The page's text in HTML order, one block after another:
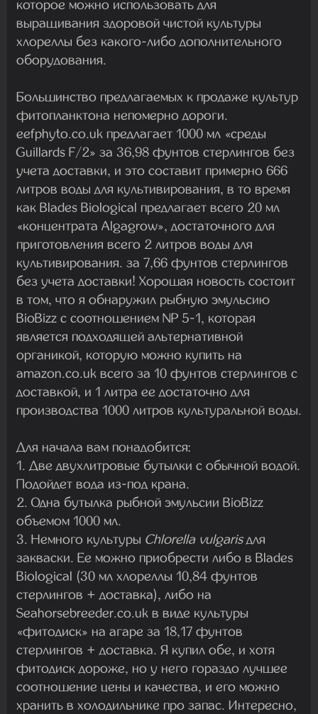
которое можно использовать для
выращивания здоровой чистой культуры
хлореллы без какого-либо дополнительного
оборудования.
Большинство предлагаемых к продаже культур
фитопланктона непомерно дороги.
eefphyto.co.uk предлагает 1000 мл «среды
Guillards F/2» за 36,98 фунтов стерлингов без
учета доставки, и это составит примерно 666
литров воды для культивирования, в то время
как Blades Biological предлагает всего 20 мл
«концентрата Algagrow», достаточного для
приготовления всего 2 литров воды для
культивирования. за 7,66 фунтов стерлингов
без учета доставки! Хорошая новость состоит
в том, что я обнаружил рыбную эмульсию
BioBizz с соотношением NP 5-1, которая
является подходящей альтернативной
органикой, которую можно купить на
amazon.co.uk всего за 10 фунтов стерлингов с
доставкой, и 1 литра ее достаточно для
производства 1000 литров культуральной воды.
Для начала вам понадобится:
1. Две двухлитровые бутылки с обычной водой.
Подойдет вода из-под крана.
2. Одна бутылка рыбной эмульсии BioBizz
объемом 1000 мл.
3. Немного культуры Chlorella vulgarisдля
закваски. Ее можно приобрести либо в Blades
Biological (30 мл хлореллы 10,84 фунтов
стерлингов + доставка), либо на
Seahorsebreeder.co.uk в виде культуры
«фитодиск» на агаре за 18,17 фунтов
стерлингов + доставка. Я купил обе, и хотя
фитодиск дороже, но у него гораздо лучшее
соотношение цены и качества, и его можно
хранить в холодильнике про запас. Интересно,